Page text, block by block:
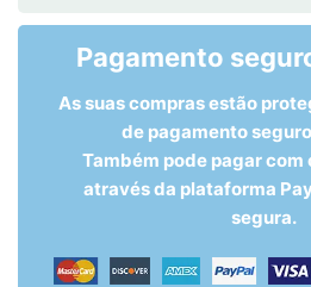
Pagamento
As suas compras estão
de pagamento
Também pode pagar
através da plataforma
segura.